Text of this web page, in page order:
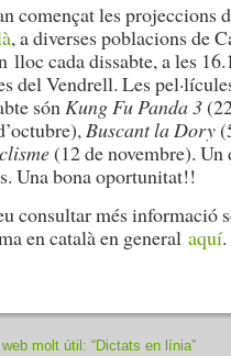
començat les projeccions
, a diverses poblacions de
lloc cada dissabte, a les
del Vendrell. Les
sónKung Fu Panda 3
Buscant la Dory
(12 de novembre). Un
Una bona oportunitat!!
consultar més informació
en català en general aquí.
web molt útil: “Dictats en línia”